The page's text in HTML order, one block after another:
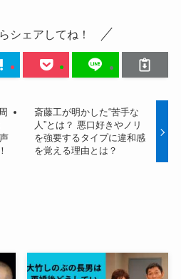
シェアしてね！
斎藤工が明かした“苦手な
人”とは？ 悪口好きやノリ
を強要するタイプに違和感
を覚える理由とは？